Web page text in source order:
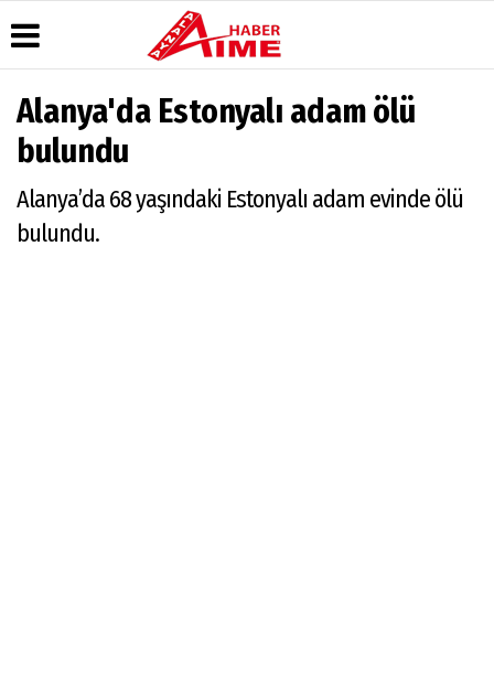
Üye Paneli
Haber
Arşivi
Dergi
Arşivi
Gazete
Manşetleri
Video
Galeri
Moovit
Alanya'da Estonyalı adam ölü
bulundu
Alanya’da 68 yaşındaki Estonyalı adam evinde ölü
bulundu.